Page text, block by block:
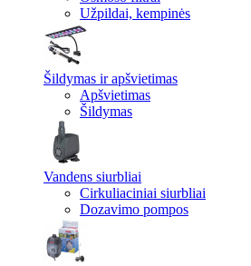
Užpildai, kempinės
Šildymas ir apšvietimas
Apšvietimas
Šildymas
Vandens siurbliai
Cirkuliaciniai siurbliai
Dozavimo pompos